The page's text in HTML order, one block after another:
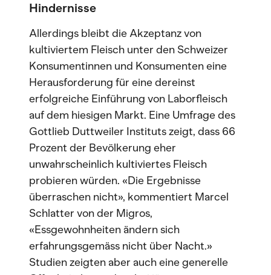
Hindernisse
Allerdings bleibt die Akzeptanz von
kultiviertem Fleisch unter den Schweizer
Konsumentinnen und Konsumenten eine
Herausforderung für eine dereinst
erfolgreiche Einführung von Laborfleisch
auf dem hiesigen Markt. Eine Umfrage des
Gottlieb Duttweiler Instituts zeigt, dass 66
Prozent der Bevölkerung eher
unwahrscheinlich kultiviertes Fleisch
probieren würden. «Die Ergebnisse
überraschen nicht», kommentiert Marcel
Schlatter von der Migros,
«Essgewohnheiten ändern sich
erfahrungsgemäss nicht über Nacht.»
Studien zeigten aber auch eine generelle